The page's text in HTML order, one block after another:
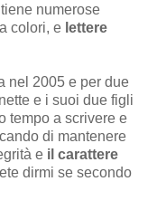
numerose
colori, e lettere
nel 2005 e per due
e i suoi due figli
tempo a scrivere e
di mantenere
e il carattere
dirmi se secondo